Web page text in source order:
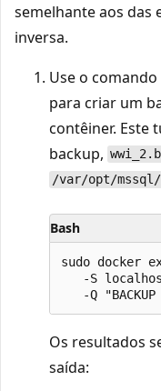
semelhante aos das
inversa.
Use o comando
para criar um
contêiner. Este
backup,
/var/opt/mssql/
Bash
sudo docker
-S
Os resultados
saída: